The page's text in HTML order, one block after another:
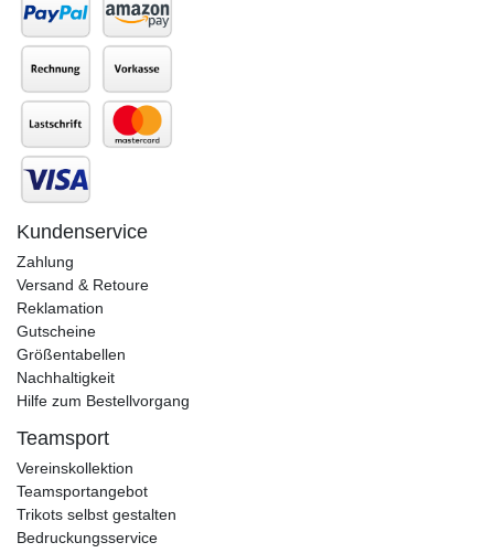
Kundenservice
Zahlung
Versand & Retoure
Reklamation
Gutscheine
Größentabellen
Nachhaltigkeit
Hilfe zum Bestellvorgang
Teamsport
Vereinskollektion
Teamsportangebot
Trikots selbst gestalten
Bedruckungsservice